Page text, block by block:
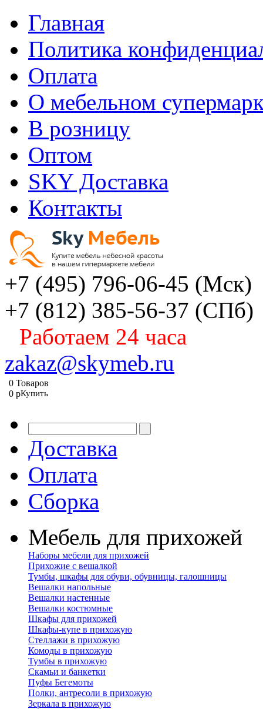
Главная
Политика
Оплата
О мебельном
В розницу
Оптом
SKY Доставка
Контакты
+7 (495) 796-06-45 (Мск)
+7 (812) 385-56-37 (СПб)
Работаем 24 часа
zakaz@skymeb.ru
0 Товаров
0 pКупить
Доставка
Оплата
Сборка
Мебель для прихожей
Наборы мебели для прихожей
Прихожие с вешалкой
Тумбы, шкафы для обуви, обувницы, галошницы
Вешалки напольные
Вешалки настенные
Вешалки костюмные
Шкафы для прихожей
Шкафы-купе в прихожую
Стеллажи в прихожую
Комоды в прихожую
Тумбы в прихожую
Скамьи и банкетки
Пуфы Бегемоты
Полки, антресоли в прихожую
Зеркала в прихожую